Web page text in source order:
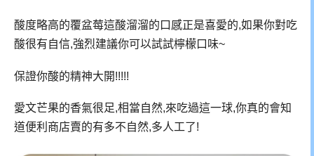
酸度略高的覆盆莓這酸溜溜的口感正是喜愛的,如果你對吃
酸很有自信,強烈建議你可以試試檸檬口味~
保證你酸的精神大開!!!!!
愛文芒果的香氣很足,相當自然,來吃過這一球,你真的會知
道便利商店賣的有多不自然,多人工了!